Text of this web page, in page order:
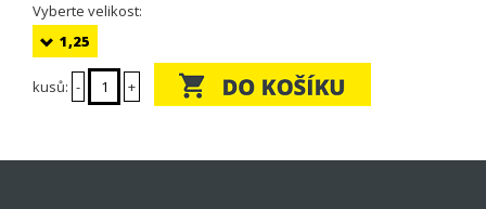
Vyberte velikost:
1,25
kusů: - +